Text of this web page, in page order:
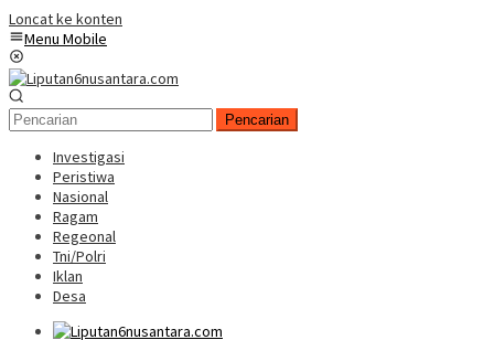
Loncat ke konten
Menu Mobile
Pencarian
Investigasi
Peristiwa
Nasional
Ragam
Regeonal
Tni/Polri
Iklan
Desa